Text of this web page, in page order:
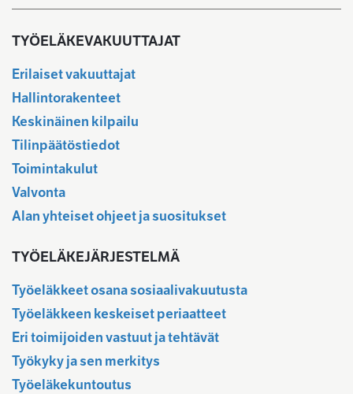
TYÖELÄKEVAKUUTTAJAT
Erilaiset vakuuttajat
Hallintorakenteet
Keskinäinen kilpailu
Tilinpäätöstiedot
Toimintakulut
Valvonta
Alan yhteiset ohjeet ja suositukset
TYÖELÄKEJÄRJESTELMÄ
Työeläkkeet osana sosiaalivakuutusta
Työeläkkeen keskeiset periaatteet
Eri toimijoiden vastuut ja tehtävät
Työkyky ja sen merkitys
Työeläkekuntoutus